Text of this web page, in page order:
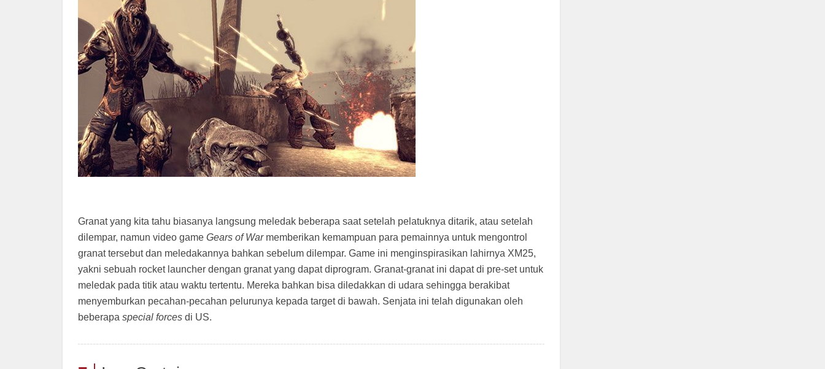
Granat yang kita tahu biasanya langsung meledak beberapa saat setelah pelatuknya ditarik, atau setelah
dilempar, namun video game Gears of Warmemberikan kemampuan para pemainnya untuk mengontrol
granat tersebut dan meledakannya bahkan sebelum dilempar. Game ini menginspirasikan lahirnya XM25,
yakni sebuah rocket launcher dengan granat yang dapat diprogram. Granat-granat ini dapat di pre-set untuk
meledak pada titik atau waktu tertentu. Mereka bahkan bisa diledakkan di udara sehingga berakibat
menyemburkan pecahan-pecahan pelurunya kepada target di bawah. Senjata ini telah digunakan oleh
beberapa special forces di US.